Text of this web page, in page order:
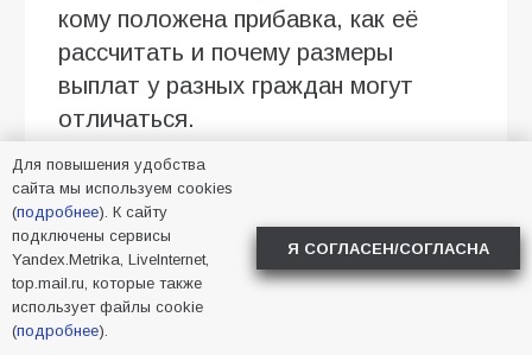
кому положена прибавка, как её
рассчитать и почему размеры
выплат у разных граждан могут
отличаться.
Кому положена прибавка с 1 августа
Ежегодно с 1 августа Социальный
фонд России проводит перерасчёт
страховых пенсий работающих
пенсионеров. Корректировка
Для повышения удобства
сайта мы используем cookies
(подробнее). К сайту
подключены сервисы
Yandex.Metrika, LiveInternet,
top.mail.ru, которые также
использует файлы cookie
(подробнее).
Я СОГЛАСЕН/СОГЛАСНА